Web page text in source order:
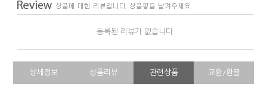
등록된 리뷰가 없습니다.
상세정보 상품리뷰 관련상품 교환/환불